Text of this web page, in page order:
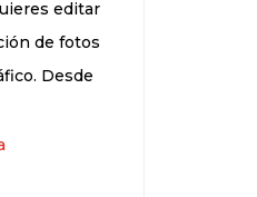
editar
de fotos
Desde